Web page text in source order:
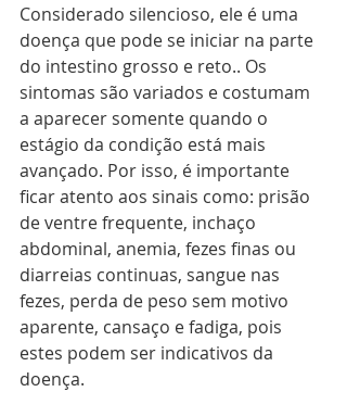
Considerado silencioso, ele é uma
doença que pode se iniciar na parte
do intestino grosso e reto.. Os
sintomas são variados e costumam
a aparecer somente quando o
estágio da condição está mais
avançado. Por isso, é importante
ficar atento aos sinais como: prisão
de ventre frequente, inchaço
abdominal, anemia, fezes finas ou
diarreias continuas, sangue nas
fezes, perda de peso sem motivo
aparente, cansaço e fadiga, pois
estes podem ser indicativos da
doença.